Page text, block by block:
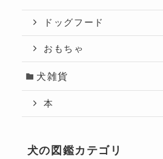
ドッグフード
おもちゃ
犬雑貨
本
犬の図鑑カテゴリ